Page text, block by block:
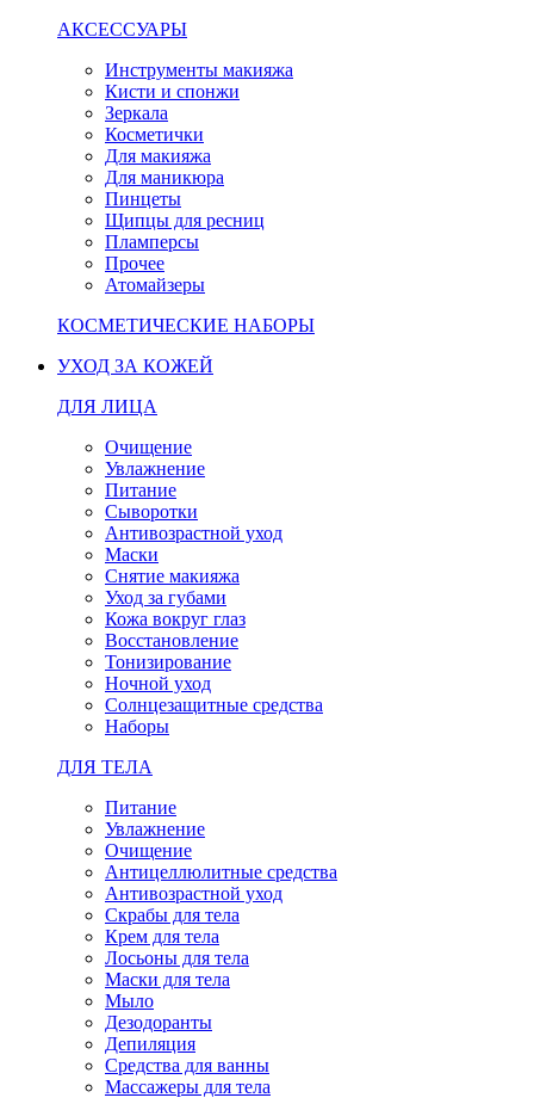
АКСЕССУАРЫ
Инструменты макияжа
Кисти и спонжи
Зеркала
Косметички
Для макияжа
Для маникюра
Пинцеты
Щипцы для ресниц
Пламперсы
Прочее
Атомайзеры
КОСМЕТИЧЕСКИЕ НАБОРЫ
УХОД ЗА КОЖЕЙ
ДЛЯ ЛИЦА
Очищение
Увлажнение
Питание
Сыворотки
Антивозрастной уход
Маски
Снятие макияжа
Уход за губами
Кожа вокруг глаз
Восстановление
Тонизирование
Ночной уход
Солнцезащитные средства
Наборы
ДЛЯ ТЕЛА
Питание
Увлажнение
Очищение
Антицеллюлитные средства
Антивозрастной уход
Скрабы для тела
Крем для тела
Лосьоны для тела
Маски для тела
Мыло
Дезодоранты
Депиляция
Средства для ванны
Массажеры для тела